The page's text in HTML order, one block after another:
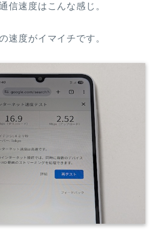
信速度はこんな感じ。
速度がイマイチです。